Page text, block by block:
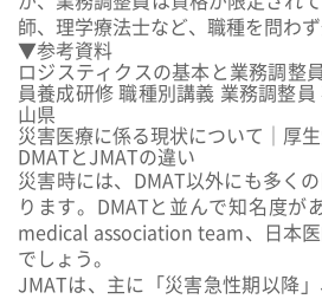
師、理学療法士など、職種を問わず
▼参考資料
ロジスティクスの基本と業務調整
員養成研修 職種別講義 業務調整
山県
災害医療に係る現状について｜厚
DMATとJMATの違い
災害時には、DMAT以外にも多く
ります。DMATと並んで知名度が
medical association team、日本医
でしょう。
JMATは、主に「 災害急性期以降